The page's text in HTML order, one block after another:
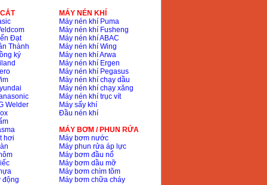
Đạt
Thành
ký
Welder
hơi
động
MÁY NÉN KHÍ
Máy nén khí Puma
Máy nén khí Fusheng
Máy nén khí ABAC
Máy nén khí Wing
Máy nen khí Arwa
Máy nén khí Ergen
Máy nén khí Pegasus
Máy nén khí chạy dầu
Máy nén khí chạy xăng
Máy nén khí trục vít
Máy sấy khí
Đầu nén khí
MÁY BƠM / PHUN RỬA
Máy bơm nước
Máy phun rửa áp lực
Máy bơm đầu nổ
Máy bơm dầu mỡ
Máy bơm chìm tõm
Máy bơm chữa cháy